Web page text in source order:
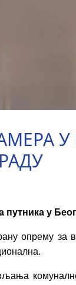
путника у
опрему за